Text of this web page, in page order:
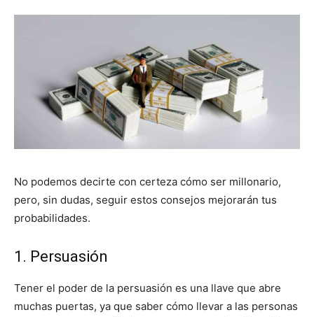
No podemos decirte con certeza cómo ser millonario,
pero, sin dudas, seguir estos consejos mejorarán tus
probabilidades.
1. Persuasión
Tener el poder de la persuasión es una llave que abre
muchas puertas, ya que saber cómo llevar a las personas